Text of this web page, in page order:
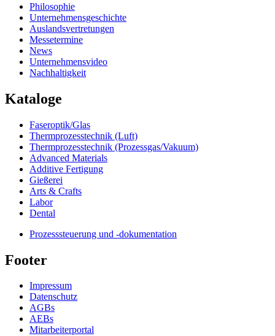
Philosophie
Unternehmensgeschichte
Auslandsvertretungen
Messetermine
News
Unternehmensvideo
Nachhaltigkeit
Kataloge
Faseroptik/Glas
Thermprozesstechnik (Luft)
Thermprozesstechnik (Prozessgas/Vakuum)
Advanced Materials
Additive Fertigung
Gießerei
Arts & Crafts
Labor
Dental
Prozesssteuerung und -dokumentation
Footer
Impressum
Datenschutz
AGBs
AEBs
Mitarbeiterportal